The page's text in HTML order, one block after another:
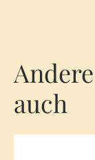
auch